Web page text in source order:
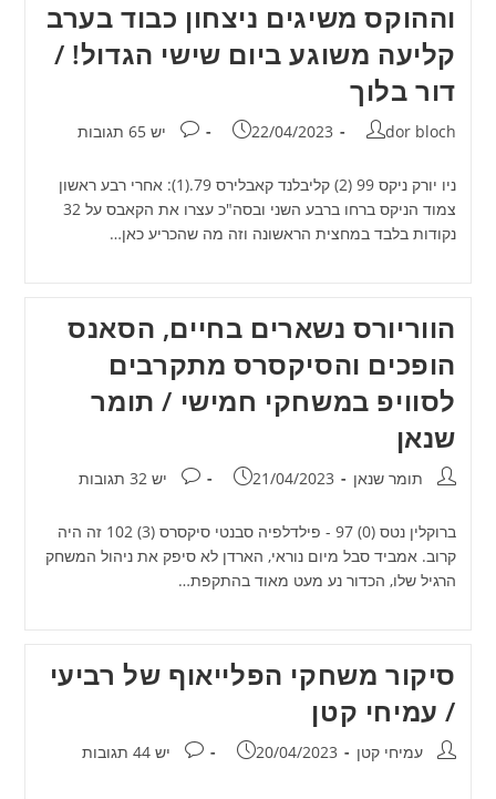
וההוקס משיגים ניצחון כבוד בערב
קליעה משוגע ביום שישי הגדול! /
דור בלוך
מחבר:
dor bloch פורסם:
22/04/2023 תגובות:
יש 65 תגובות
ניו יורק ניקס 99 (2) קליבלנד קאבלירס 79.(1): אחרי רבע ראשון
צמוד הניקס ברחו ברבע השני ובסה"כ עצרו את הקאבס על 32
נקודות בלבד במחצית הראשונה וזה מה שהכריע כאן…
הווריורס נשארים בחיים, הסאנס
הופכים והסיקסרס מתקרבים
לסוויפ במשחקי חמישי / תומר
שנאן
מחבר:תומר שנאן פורסם:
21/04/2023 תגובות:
יש 32 תגובות
ברוקלין נטס (0) 97 - פילדלפיה סבנטי סיקסרס (3) 102 זה היה
קרוב. אמביד סבל מיום נוראי, הארדן לא סיפק את ניהול המשחק
הרגיל שלו, הכדור נע מעט מאוד בהתקפת…
סיקור משחקי הפלייאוף של רביעי
/ עמיחי קטן
מחבר:עמיחי קטן פורסם:
20/04/2023 תגובות:
יש 44 תגובות